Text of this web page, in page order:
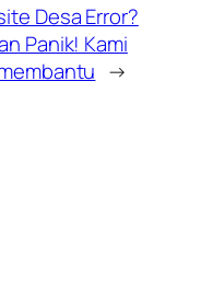
Desa Error?
Panik! Kami
→